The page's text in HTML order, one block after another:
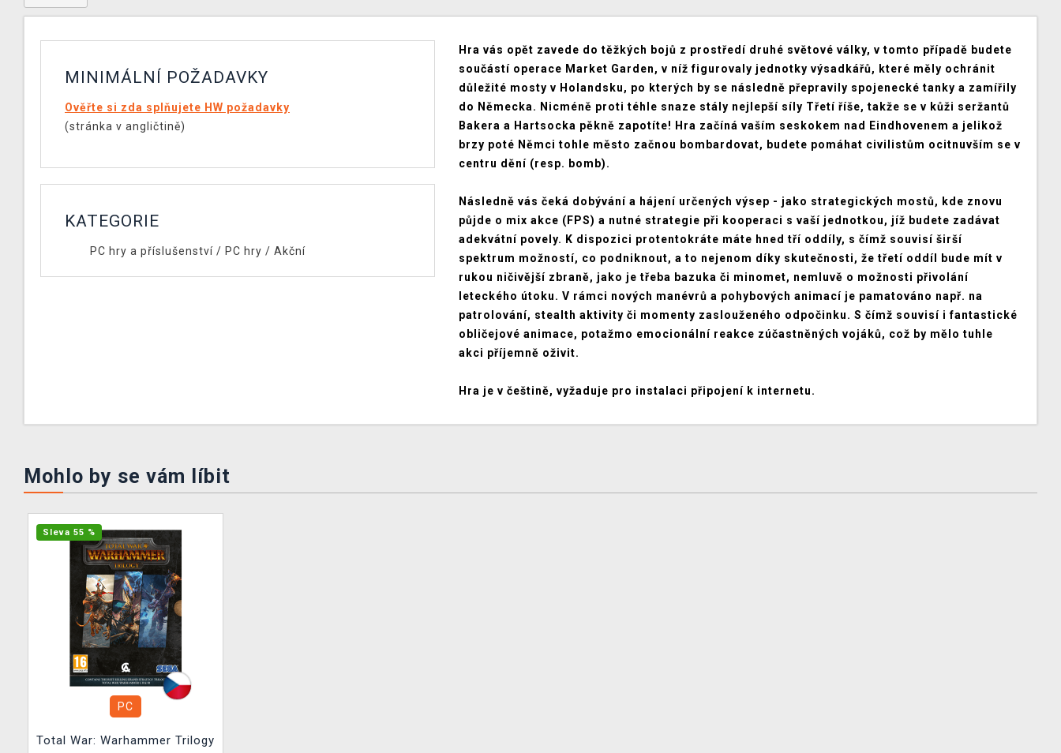
MINIMÁLNÍ POŽADAVKY
Ověřte si zda splňujete HW požadavky
(stránka v angličtině)
KATEGORIE
PC hry a příslušenství/ PC hry / Akční
Hra vás opět zavede do těžkých bojů z prostředí druhé světové války, v tomto případě budete
součástí operace Market Garden, v níž figurovaly jednotky výsadkářů, které měly ochránit
důležité mosty v Holandsku, po kterých by se následně přepravily spojenecké tanky a zamířily
do Německa. Nicméně proti téhle snaze stály nejlepší síly Třetí říše, takže se v kůži seržantů
Bakera a Hartsocka pěkně zapotíte! Hra začíná vaším seskokem nad Eindhovenem a jelikož
brzy poté Němci tohle město začnou bombardovat, budete pomáhat civilistům ocitnuvším se v
centru dění (resp. bomb).
Následně vás čeká dobývání a hájení určených výsep - jako strategických mostů, kde znovu
půjde o mix akce (FPS) a nutné strategie při kooperaci s vaší jednotkou, jíž budete zadávat
adekvátní povely. K dispozici protentokráte máte hned tří oddíly, s čímž souvisí širší
spektrum možností, co podniknout, a to nejenom díky skutečnosti, že třetí oddíl bude mít v
rukou ničivější zbraně, jako je třeba bazuka či minomet, nemluvě o možnosti přivolání
leteckého útoku. V rámci nových manévrů a pohybových animací je pamatováno např. na
patrolování, stealth aktivity či momenty zaslouženého odpočinku. S čímž souvisí i fantastické
obličejové animace, potažmo emocionální reakce zúčastněných vojáků, což by mělo tuhle
akci příjemně oživit.
Hra je v češtině, vyžaduje pro instalaci připojení k internetu.
Mohlo by se vám líbit
Sleva 55 %
PC
Total War: Warhammer Trilogy